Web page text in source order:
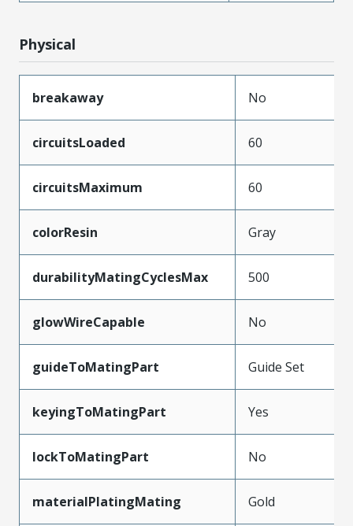
Physical
breakaway No
circuitsLoaded 60
circuitsMaximum 60
colorResin Gray
durabilityMatingCyclesMax 500
glowWireCapable No
guideToMatingPart Guide Set
keyingToMatingPart Yes
lockToMatingPart No
materialPlatingMating Gold